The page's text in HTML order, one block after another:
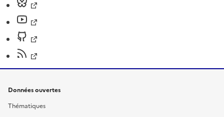
Données ouvertes
Thématiques